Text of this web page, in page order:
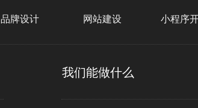
品牌设计 网站建设 小程序
我们能做什么